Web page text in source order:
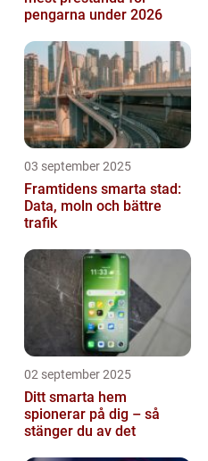
pengarna under 2026
03 september 2025
Framtidens smarta stad:
Data, moln och bättre
trafik
02 september 2025
Ditt smarta hem
spionerar på dig – så
stänger du av det